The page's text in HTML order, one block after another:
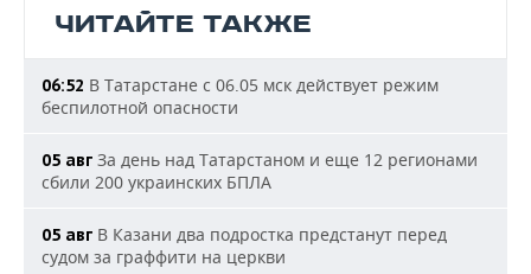
ЧИТАЙТЕ ТАКЖЕ
06:52 В Татарстане с 06.05 мск действует режим
беспилотной опасности
05 авг За день над Татарстаном и еще 12 регионами
сбили 200 украинских БПЛА
05 авг В Казани два подростка предстанут перед
судом за граффити на церкви